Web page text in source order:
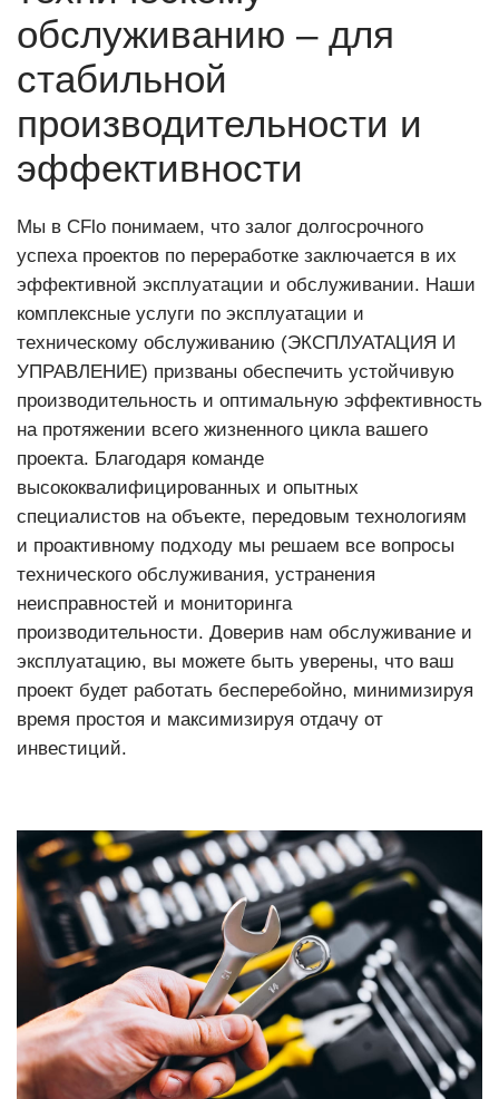
обслуживанию – для
стабильной
производительности и
эффективности
Мы в CFlo понимаем, что залог долгосрочного
успеха проектов по переработке заключается в их
эффективной эксплуатации и обслуживании. Наши
комплексные услуги по эксплуатации и
техническому обслуживанию (ЭКСПЛУАТАЦИЯ И
УПРАВЛЕНИЕ) призваны обеспечить устойчивую
производительность и оптимальную эффективность
на протяжении всего жизненного цикла вашего
проекта. Благодаря команде
высококвалифицированных и опытных
специалистов на объекте, передовым технологиям
и проактивному подходу мы решаем все вопросы
технического обслуживания, устранения
неисправностей и мониторинга
производительности. Доверив нам обслуживание и
эксплуатацию, вы можете быть уверены, что ваш
проект будет работать бесперебойно, минимизируя
время простоя и максимизируя отдачу от
инвестиций.